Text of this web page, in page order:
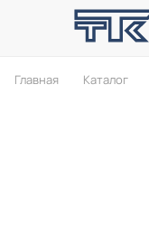
Главная Каталог